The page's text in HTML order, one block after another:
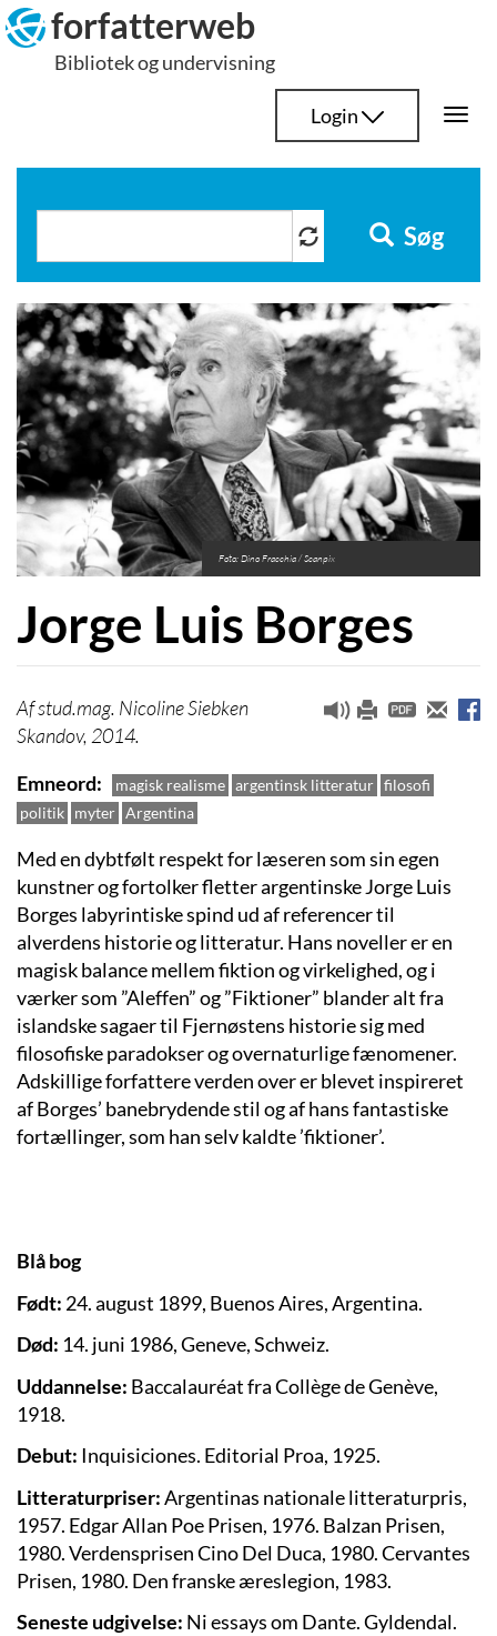
Hop
til
indhold
forfatterweb
Bibliotek og undervisning
Login
Søg
Foto: Dino Fracchia / Scanpix
Jorge Luis Borges
stud.mag. Nicoline Siebken
Skandov, 2014.
Emneord
magisk realisme argentinsk litteratur filosofi
politik myter Argentina
Med en dybtfølt respekt for læseren som sin egen
kunstner og fortolker fletter argentinske Jorge Luis
Borges labyrintiske spind ud af referencer til
alverdens historie og litteratur. Hans noveller er en
magisk balance mellem fiktion og virkelighed, og i
værker som ”Aleffen” og ”Fiktioner” blander alt fra
islandske sagaer til Fjernøstens historie sig med
filosofiske paradokser og overnaturlige fænomener.
Adskillige forfattere verden over er blevet inspireret
af Borges’ banebrydende stil og af hans fantastiske
fortællinger, som han selv kaldte ’fiktioner’.
Blå bog
Født: 24. august 1899, Buenos Aires, Argentina.
Død: 14. juni 1986, Geneve, Schweiz.
Uddannelse: Baccalauréat fra Collège de Genève,
1918.
Debut: Inquisiciones. Editorial Proa, 1925.
Litteraturpriser:Argentinas nationale litteraturpris,
1957. Edgar Allan Poe Prisen, 1976. Balzan Prisen,
1980. Verdensprisen Cino Del Duca, 1980. Cervantes
Prisen, 1980. Den franske æreslegion, 1983.
Seneste udgivelse: Ni essays om Dante. Gyldendal.